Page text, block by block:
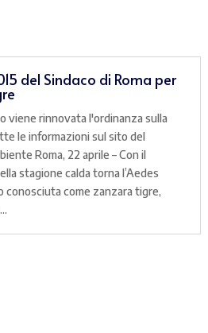
del Sindaco di Roma per
viene rinnovata l'ordinanza sulla
le informazioni sul sito del
Roma, 22 aprile – Con il
stagione calda torna l’Aedes
conosciuta come zanzara tigre,